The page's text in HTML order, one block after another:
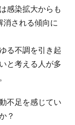
感染拡大からも
消される傾向に
る不調を引き起
と考える人が多
不足を感じてい
？